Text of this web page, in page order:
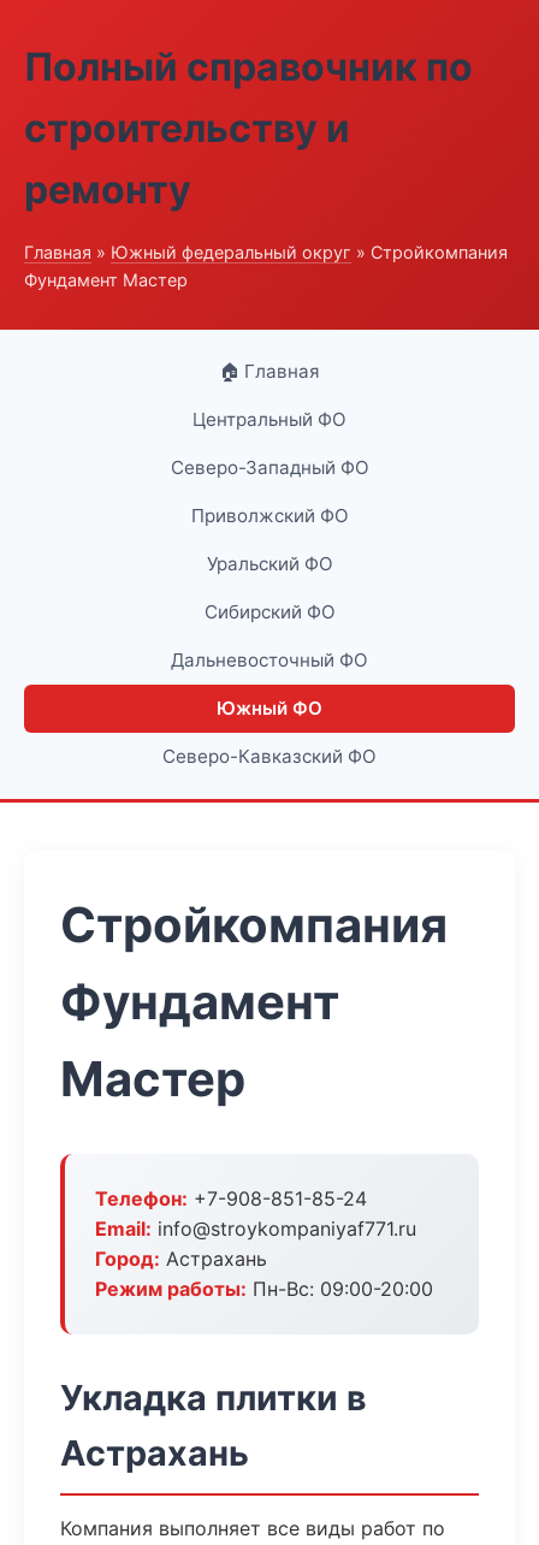
Полный справочник по
строительству и
ремонту
Главная » Южный федеральный округ » Стройкомпания
Фундамент Мастер
🏠 Главная
Центральный ФО
Северо-Западный ФО
Приволжский ФО
Уральский ФО
Сибирский ФО
Дальневосточный ФО
Южный ФО
Северо-Кавказский ФО
Стройкомпания
Фундамент
Мастер
Телефон: +7-908-851-85-24
Email: info@stroykompaniyaf771.ru
Город: Астрахань
Режим работы: Пн-Вс: 09:00-20:00
Укладка плитки в
Астрахань
Компания выполняет все виды работ по